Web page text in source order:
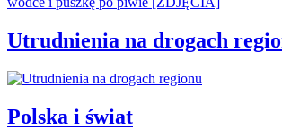
Utrudnienia na drogach
Polska i świat